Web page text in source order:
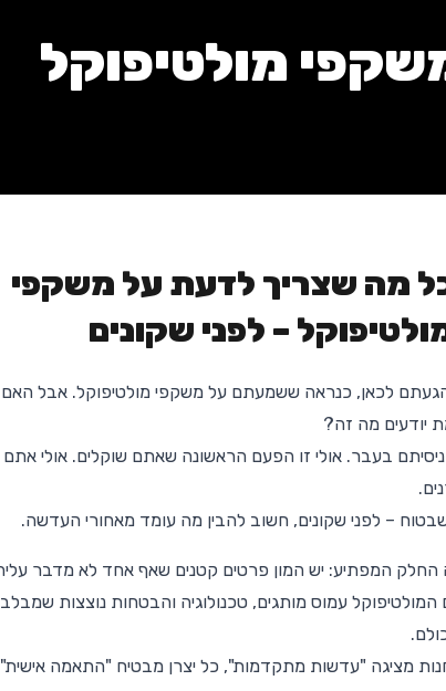
מולטיפוקל
מה שצריך לדעת על משקפי
– לפני שקונים
לכאן, כנראה ששמעתם על משקפי מולטיפוקל. אבל
יודעים מה זה?
ניסיתם בעבר. אולי זו הפעם הראשונה שאתם שוקלים. אולי
– לפני שקונים, חשוב להבין מה עומד מאחורי העדשה.
החלק המפתיע: יש המון פרטים קטנים שאף אחד לא מדבר
המולטיפוקל עמוס מותגים, טכנולוגיה והבטחות נוצצות
מציגה "עדשות מתקדמות", כל יצרן מבטיח "התאמה